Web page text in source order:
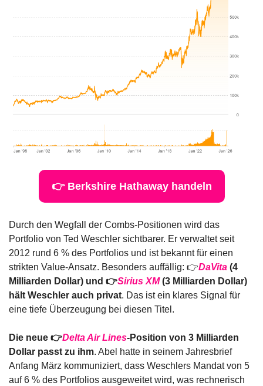
👉 Berkshire Hathaway handeln
Durch den Wegfall der Combs-Positionen wird das
Portfolio von Ted Weschler sichtbarer. Er verwaltet seit
2012 rund 6 % des Portfolios und ist bekannt für einen
strikten Value-Ansatz. Besonders auffällig: 👉DaVita (4
Milliarden Dollar) und 👉Sirius XM (3 Milliarden Dollar)
hält Weschler auch privat. Das ist ein klares Signal für
eine tiefe Überzeugung bei diesen Titel.
Die neue 👉Delta Air Lines-Position von 3 Milliarden
Dollar passt zu ihm. Abel hatte in seinem Jahresbrief
Anfang März kommuniziert, dass Weschlers Mandat von 5
auf 6 % des Portfolios ausgeweitet wird, was rechnerisch